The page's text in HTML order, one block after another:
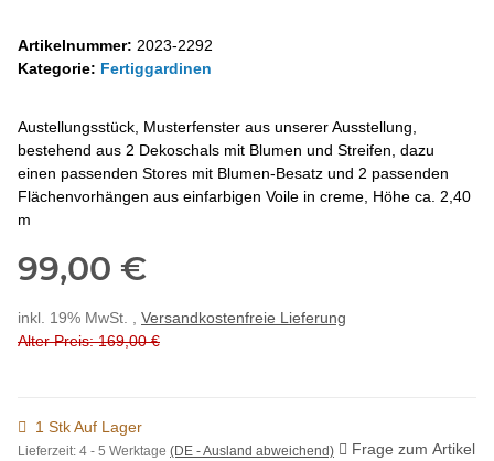
Artikelnummer: 2023-2292
Kategorie: Fertiggardinen
Austellungsstück, Musterfenster aus unserer Ausstellung,
bestehend aus 2 Dekoschals mit Blumen und Streifen, dazu
einen passenden Stores mit Blumen-Besatz und 2 passenden
Flächenvorhängen aus einfarbigen Voile in creme, Höhe ca. 2,40
m
99,00 €
inkl. 19% MwSt. , Versandkostenfreie Lieferung
Alter Preis: 169,00 €
1 Stk Auf Lager
Lieferzeit: 4 - 5 Werktage (DE - Ausland abweichend) Frage zum Artikel